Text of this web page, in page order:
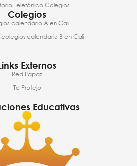
Telefónico Colegios
Colegios
calendario A en Cali
colegios calendario B en Cali
Externos
Red Papaz
Te Protejo
Educativas